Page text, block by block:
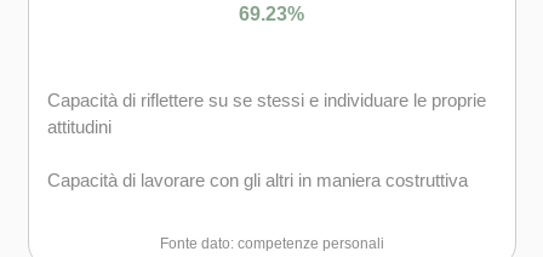
69.23%
Capacità di riflettere su se stessi e individuare le proprie
attitudini
Capacità di lavorare con gli altri in maniera costruttiva
Capacità di comunicare costruttivamente in ambienti
Fonte dato: competenze personali